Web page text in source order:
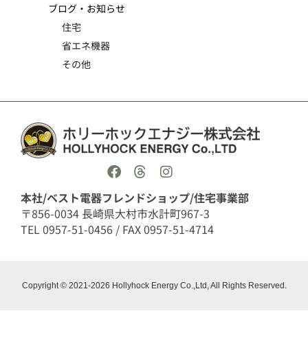
ブログ・お知らせ
住宅
省エネ機器
その他
本社/ベスト電器フレンドショップ/住宅事業部
〒856-0034 長崎県大村市水計町967-3
TEL 0957-51-0456 / FAX 0957-51-4714
Copyright © 2021-2026 Hollyhock Energy Co.,Ltd, All Rights Reserved.